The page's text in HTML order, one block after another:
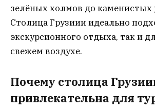
зелёных холмов до каменистых
Столица Грузиии идеально
экскурсионного отдыха, так и
свежем воздухе.
Почему столица
привлекательна для